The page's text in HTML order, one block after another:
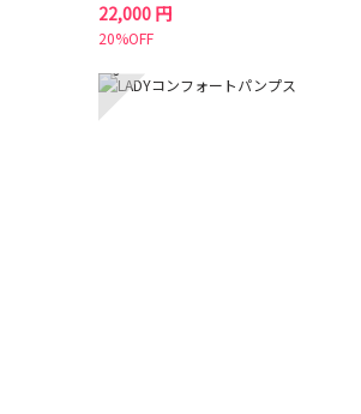
22,000 円
20%OFF
6